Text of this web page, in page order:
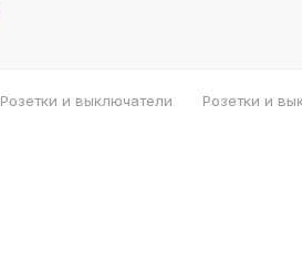
Розетки и выключатели Розетки и